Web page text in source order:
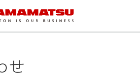
せ